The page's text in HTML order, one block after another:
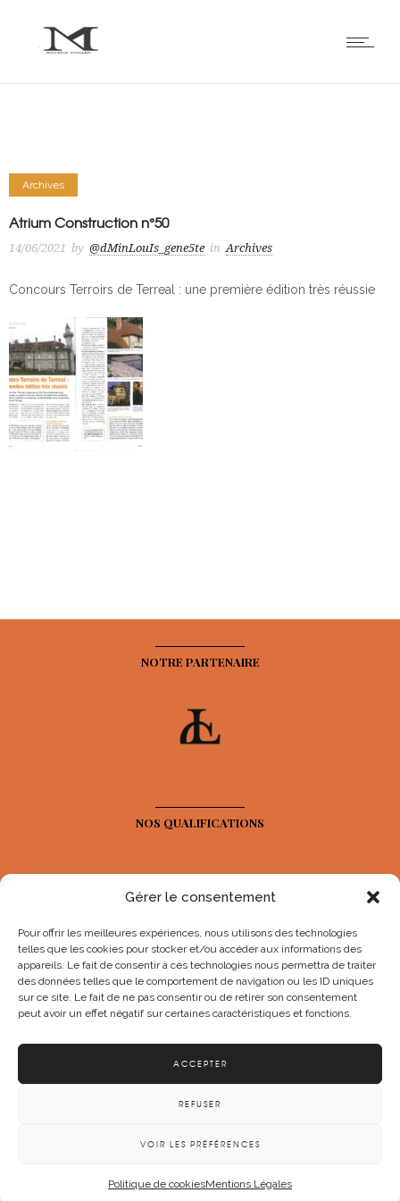
Gérer le consentement
Pour offrir les meilleures expériences, nous utilisons des technologies
telles que les cookies pour stocker et/ou accéder aux informations des
appareils. Le fait de consentir à ces technologies nous permettra de traiter
des données telles que le comportement de navigation ou les ID uniques
sur ce site. Le fait de ne pas consentir ou de retirer son consentement
peut avoir un effet négatif sur certaines caractéristiques et fonctions.
ACCEPTER
REFUSER
VOIR LES PRÉFÉRENCES
Politique de cookiesMentions Légales
Archives
Atrium Construction n°50
14/06/2021 by @dMinLouIs_gene5te in Archives
Concours Terroirs de Terreal : une première édition très réussie
NOTRE PARTENAIRE
NOS QUALIFICATIONS
NOS RÉSEAUX SOCIAUX
© Maurice Nailler 2025
Mentions légalesPolitique de confidentialité